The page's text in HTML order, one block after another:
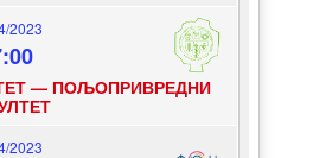
2023
— ПОЉОПРИВРЕДНИ
2023